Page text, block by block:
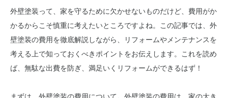
外壁塗装って、家を守るために欠かせないものだけど、費用がか
かるからこそ慎重に考えたいところですよね。この記事では、外
壁塗装の費用を徹底解説しながら、リフォームやメンテナンスを
考える上で知っておくべきポイントをお伝えします。これを読め
ば、無駄な出費を防ぎ、満足いくリフォームができるはず！